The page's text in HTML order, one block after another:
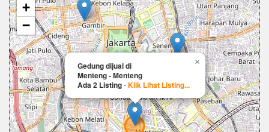
Gedung dijual di
Menteng - Menteng
Ada 2 Listing-Klik Lihat Listing...
×
+
−